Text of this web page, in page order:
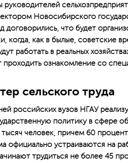
руководителей
Новосибирского
договорились, что будет
когда, как в былые, советские
работать в реальных
проходить ознакомление со
сельского труда
российских вузов НГАУ
политику в сфере
человек, причем 60
официально устраиваются на
трудиться не более 45